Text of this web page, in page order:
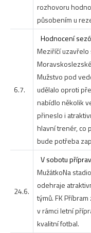
rozhovoru
působením u
6.7.
Hodnocení
Meziříčí
Mužstvo pod
udělalo oproti
nabídlo několik
přineslo i
hlavní trenér, co
bude potřeba
24.6.
V sobotu
MužátkoNa
odehraje
týmů. FK
v rámci letní
kvalitní fotbal.